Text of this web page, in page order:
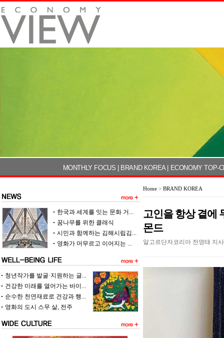
MONTHLY FOCUS BRAND KOREA| ECONOMY TOP-
한국과 세계를 잇는 문화 거...
꿈나무를 위한 클래식
시민과 함께하는 김해시립김...
영화가 머무르고 이어지는 ...
청년작가를 발굴·지원하는 글...
건강한 미래를 열어가는 바이...
순수한 천연재료로 건강과 행...
영화의 도시 스무 살, 전주
Home > BRAND KOREA
고인을 항상 곁에
몬드
알고르단자코리아 전영태 지